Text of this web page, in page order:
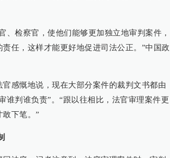
、检察官，使他们能够更加独立地审判案件，
任，这样才能更好地促进司法公正。”中国政
感慨地说，现在大部分案件的裁判文书都由
谁判谁负责”。“跟以往相比，法官审理案件更
敢下笔。”